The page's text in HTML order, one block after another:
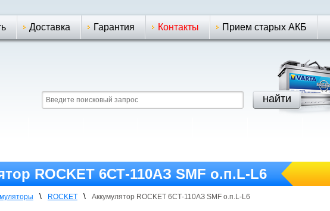
Доставка Гарантия Контакты Прием старых АКБ
ROCKET 6СТ-110АЗ SMF о.п.L-L6
\ ROCKET \ Аккумулятор ROCKET 6СТ-110АЗ SMF о.п.L-L6